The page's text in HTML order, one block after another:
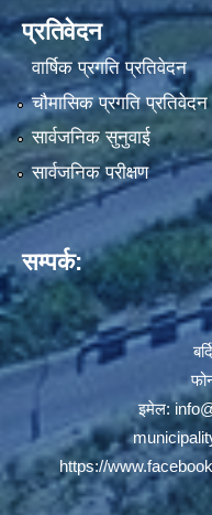
प्रतिवेदन
वार्षिक प्रगति प्रतिवेदन
चौमासिक प्रगति प्रतिवेदन
सार्वजनिक सुनुवाई
सार्वजनिक परीक्षण
सम्पर्क:
इमेल:
https://